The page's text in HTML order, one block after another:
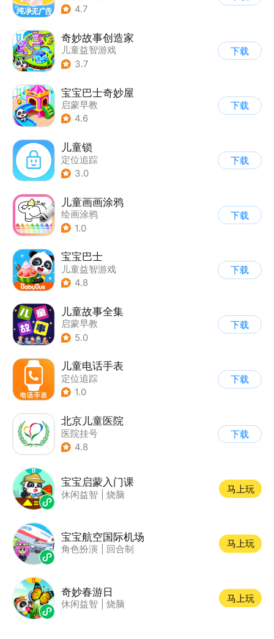
4.7
奇妙故事创造家
儿童益智游戏
3.7
下载
宝宝巴士奇妙屋
启蒙早教
| 儿童益智游戏
4.6
下载
儿童锁
定位追踪
3.0
下载
儿童画画涂鸦
绘画涂鸦
1.0
下载
宝宝巴士
儿童益智游戏
| 启蒙早教
4.8
下载
儿童故事全集
启蒙早教
| 儿童绘本故事
5.0
下载
儿童电话手表
定位追踪
1.0
下载
北京儿童医院
医院挂号
4.8
下载
宝宝启蒙入门课
休闲益智 烧脑
马上玩
宝宝航空国际机场
角色扮演 回合制
马上玩
奇妙春游日
休闲益智 烧脑
马上玩